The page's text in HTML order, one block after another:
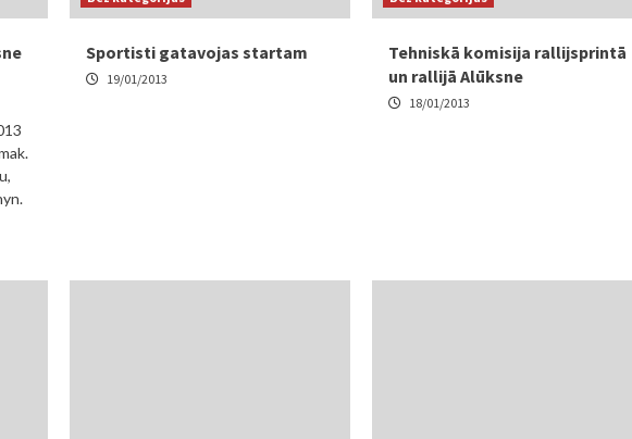
Sportisti gatavojas startam
19/01/2013
Tehniskā komisija rallijsprintā
un rallijā Alūksne
18/01/2013